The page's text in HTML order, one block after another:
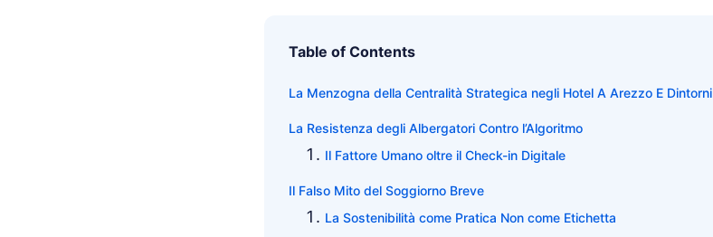
Table of Contents
La Menzogna della Centralità Strategica negli Hotel A Arezzo E Dintorni
La Resistenza degli Albergatori Contro l’Algoritmo
Il Fattore Umano oltre il Check-in Digitale
Il Falso Mito del Soggiorno Breve
La Sostenibilità come Pratica Non come Etichetta